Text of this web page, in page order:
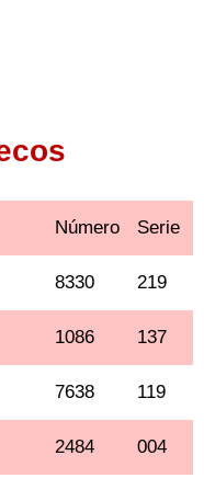
Número Serie
8330 219
1086 137
7638 119
2484 004